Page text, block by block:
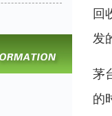
回
发
茅
的